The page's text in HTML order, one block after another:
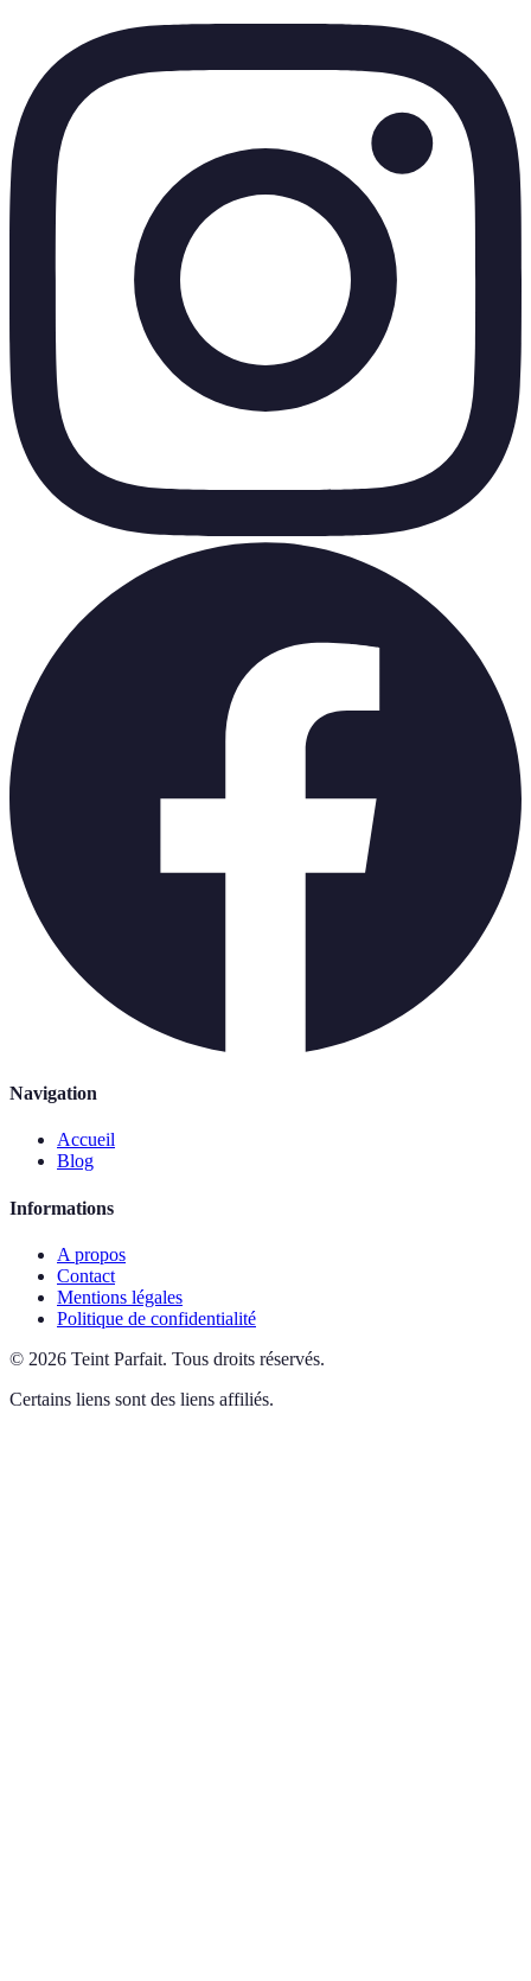
Navigation
Accueil
Blog
Informations
A propos
Contact
Mentions légales
Politique de confidentialité
© 2026 Teint Parfait. Tous droits réservés.
Certains liens sont des liens affiliés.